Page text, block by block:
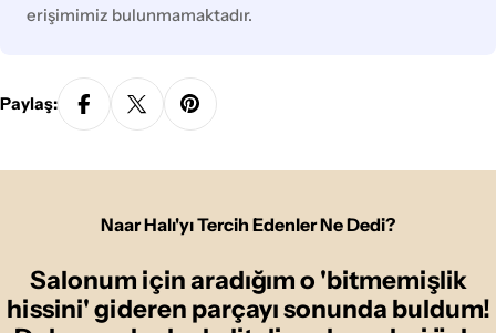
erişimimiz bulunmamaktadır.
Paylaş:
Naar Halı'yı Tercih Edenler Ne Dedi?
Salonum için aradığım o 'bitmemişlik
hissini' gideren parçayı sonunda buldum!